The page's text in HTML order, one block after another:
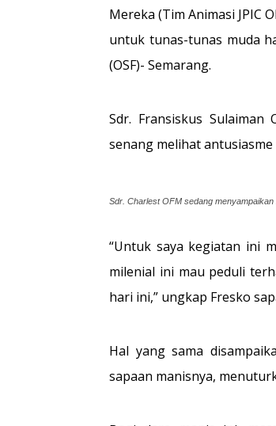
Mereka (Tim Animasi JPIC
untuk tunas-tunas muda
(OSF)- Semarang.
Sdr. Fransiskus
senang melihat
Sdr. Charlest OFM sedang
“Untuk saya kegiatan ini
milenial ini mau peduli
hari ini,” ungkap Fresko
Hal yang sama
sapaan manisnya,